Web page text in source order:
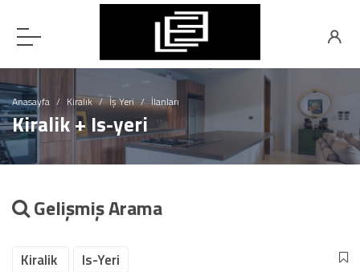
Anasayfa Kiralık İş Yeri İlanları
Kiralik + Is-yeri
Gelişmiş Arama
Kiralik Is-Yeri